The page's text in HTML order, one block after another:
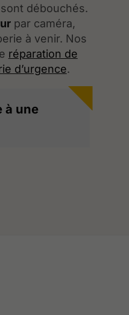
débouchés.
par caméra,
à venir. Nos
réparation de
d’urgence.
à une